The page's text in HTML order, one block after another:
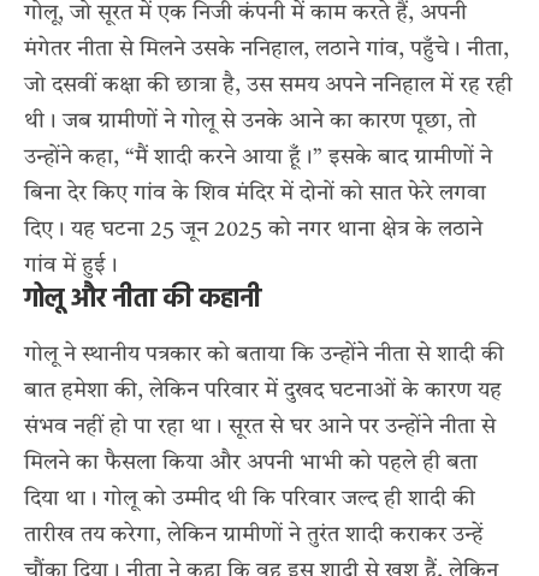
गोलू, जो सूरत में एक निजी कंपनी में काम करते हैं, अपनी
मंगेतर नीता से मिलने उसके ननिहाल, लठाने गांव, पहुँचे। नीता,
जो दसवीं कक्षा की छात्रा है, उस समय अपने ननिहाल में रह रही
थी। जब ग्रामीणों ने गोलू से उनके आने का कारण पूछा, तो
उन्होंने कहा, “मैं शादी करने आया हूँ।” इसके बाद ग्रामीणों ने
बिना देर किए गांव के शिव मंदिर में दोनों को सात फेरे लगवा
दिए। यह घटना 25 जून 2025 को नगर थाना क्षेत्र के लठाने
गांव में हुई।
गोलू और नीता की कहानी
गोलू ने स्थानीय पत्रकार को बताया कि उन्होंने नीता से शादी की
बात हमेशा की, लेकिन परिवार में दुखद घटनाओं के कारण यह
संभव नहीं हो पा रहा था। सूरत से घर आने पर उन्होंने नीता से
मिलने का फैसला किया और अपनी भाभी को पहले ही बता
दिया था। गोलू को उम्मीद थी कि परिवार जल्द ही शादी की
तारीख तय करेगा, लेकिन ग्रामीणों ने तुरंत शादी कराकर उन्हें
चौंका दिया। नीता ने कहा कि वह इस शादी से खुश हैं, लेकिन